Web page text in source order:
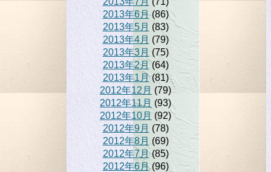
2013年6月(86)
2013年5月 (83)
2013年4月 (79)
2013年3月(75)
2013年2月(64)
2013年1月(81)
2012年12月 (79)
2012年11月 (93)
2012年10月 (92)
2012年9月 (78)
2012年8月 (69)
2012年7月(85)
2012年6月(96)